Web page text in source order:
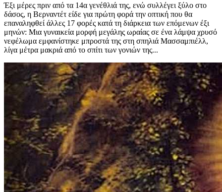
Έξι μέρες πριν από τα 14α γενέθλιά της, ενώ συλλέγει ξύλο στο
δάσος, η Βερναντέτ είδε για πρώτη φορά την οπτική που θα
επαναληφθεί άλλες 17 φορές κατά τη διάρκεια των επόμενων έξι
μηνών: Μια γυναικεία μορφή μεγάλης ωραίας σε ένα λάμψα χρυσό
νεφέλωμα εμφανίστηκε μπροστά της στη σπηλιά Μασσαμπιέλλ,
λίγα μέτρα μακριά από το σπίτι των γονιών της...